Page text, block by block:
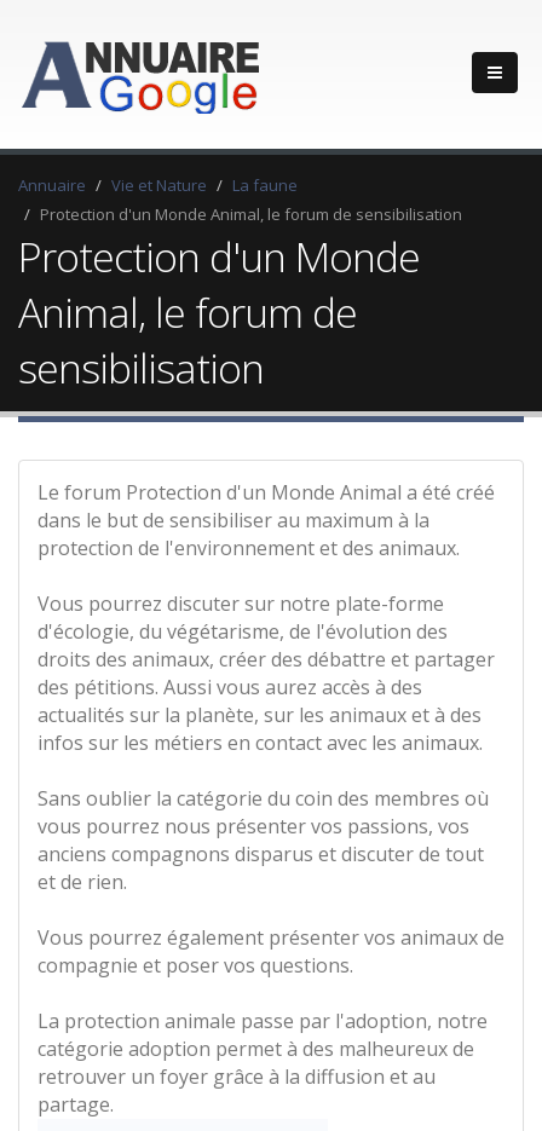
Annuaire Vie et Nature
La faune
Protection d'un Monde Animal, le forum de sensibilisation
Protection d'un Monde
Animal, le forum de
sensibilisation
Le forum Protection d'un Monde Animal a été créé
dans le but de sensibiliser au maximum à la
protection de l'environnement et des animaux.
Vous pourrez discuter sur notre plate-forme
d'écologie, du végétarisme, de l'évolution des
droits des animaux, créer des débattre et partager
des pétitions. Aussi vous aurez accès à des
actualités sur la planète, sur les animaux et à des
infos sur les métiers en contact avec les animaux.
Sans oublier la catégorie du coin des membres où
vous pourrez nous présenter vos passions, vos
anciens compagnons disparus et discuter de tout
et de rien.
Vous pourrez également présenter vos animaux de
compagnie et poser vos questions.
La protection animale passe par l'adoption, notre
catégorie adoption permet à des malheureux de
retrouver un foyer grâce à la diffusion et au
partage.